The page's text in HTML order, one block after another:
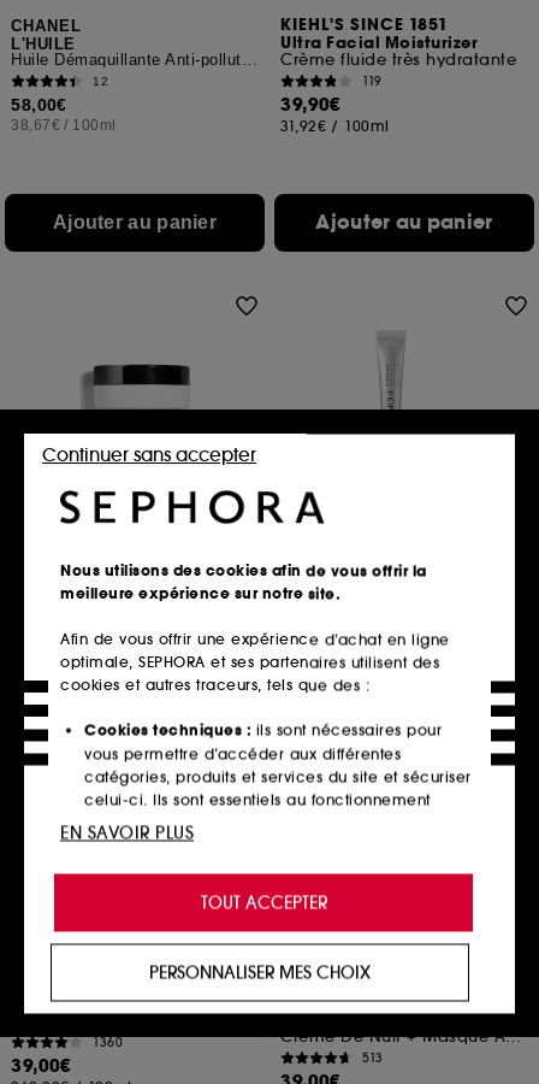
CHANEL
L'HUILE
Huile Démaquillante Anti-pollution
12
58,00€
38,67€ / 100ml
Ajouter au panier
KIEHL'S SINCE 1851
Ultra Facial Moisturizer
Crème fluide très hydratante
119
39,90€
31,92€ / 100ml
Ajouter au panier
CHANEL
HYDRA BEAUTY NUTRITION
CLINIQUE
All about eyes
52,00€
Ajouter au panier
Guava Vitamin C
Gel crémeux éclaircissant pour les yeux
1360
39,00€
Clean at Sephora
OLEHENRIKSEN
Après Skin Multi-Use Rich
Rescue Crème
Crème De Nuit + Masque Aux Céramides
513
Clean at Sephora
Nous utilisons des cookies afin de vous offrir la
meilleure expérience sur notre site.
Afin de vous offrir une expérience d’achat en ligne
optimale, SEPHORA et ses partenaires utilisent des
cookies et autres traceurs, tels que des :
Cookies techniques : ils sont nécessaires pour
vous permettre d’accéder aux différentes
catégories, produits et services du site et sécuriser
celui-ci. Ils sont essentiels au fonctionnement
technique du site et ne peuvent être désactivés.
de vous offrir une expérience enrichie et
personnalisée en vous recommandant des
produits, des services et des contenus qui
proposer des offres promotionnelles adaptées à
votre profil.
Cookies réseaux sociaux et publicité :
utilisés pour vous présenter du contenu susceptible
TOUT ACCEPTER
Continuer sans accepter
PERSONNALISER MES CHOIX
EN SAVOIR PLUS